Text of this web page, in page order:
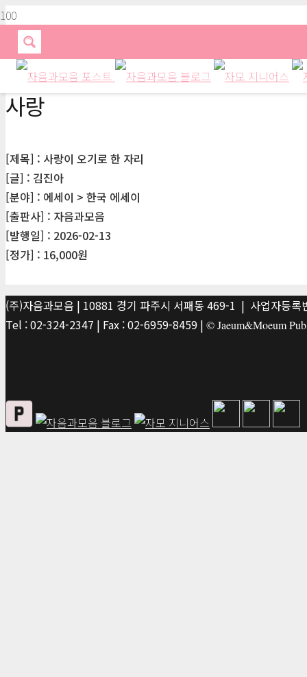
사랑
[제목] : 사랑이 오기로 한 자리
[글] : 김진아
[분야] : 에세이 > 한국 에세이
[출판사] : 자음과모음
[발행일] : 2026-02-13
[정가] : 16,000원
(주)자음과모음 | 10881 경기 파주시 서패동 469-1 | 사업자등
Tel : 02-324-2347 | Fax : 02-6959-8459 | © Jaeum&Moeum